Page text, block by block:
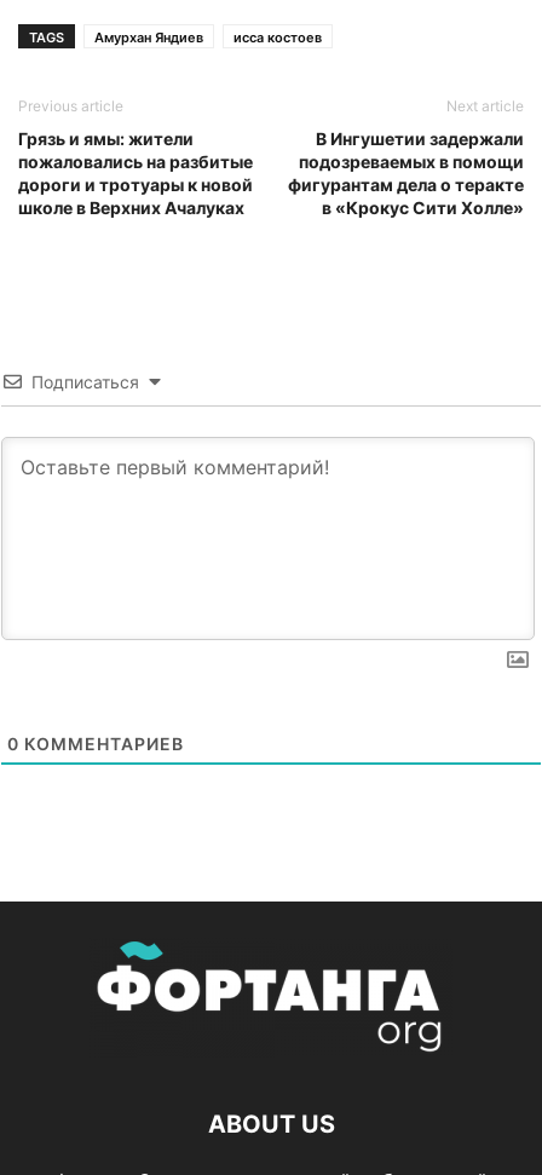
TAGS Амурхан Яндиев исса костоев
Previous article
Грязь и ямы: жители
пожаловались на разбитые
дороги и тротуары к новой
школе в Верхних Ачалуках
Next article
В Ингушетии задержали
подозреваемых в помощи
фигурантам дела о теракте
в «Крокус Сити Холле»
Подписаться
0 КОММЕНТАРИЕВ
ABOUT US